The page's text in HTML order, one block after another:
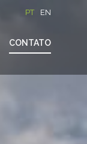
CONTATO
PT EN